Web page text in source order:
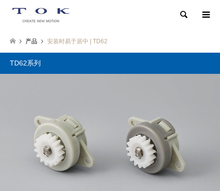
検索
产品 安装时易于居中 | TD62
TD62系列